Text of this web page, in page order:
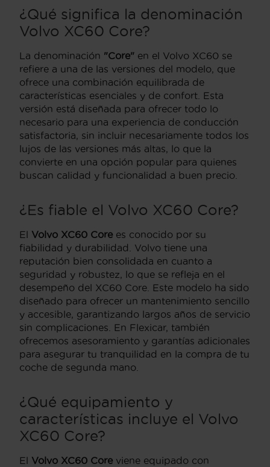
¿Qué significa la denominación
Volvo XC60 Core?
La denominación "Core" en el Volvo XC60 se
refiere a una de las versiones del modelo, que
ofrece una combinación equilibrada de
características esenciales y de confort. Esta
versión está diseñada para ofrecer todo lo
necesario para una experiencia de conducción
satisfactoria, sin incluir necesariamente todos los
lujos de las versiones más altas, lo que la
convierte en una opción popular para quienes
buscan calidad y funcionalidad a buen precio.
¿Es fiable el Volvo XC60 Core?
El Volvo XC60 Core es conocido por su
fiabilidad y durabilidad. Volvo tiene una
reputación bien consolidada en cuanto a
seguridad y robustez, lo que se refleja en el
desempeño del XC60 Core. Este modelo ha sido
diseñado para ofrecer un mantenimiento sencillo
y accesible, garantizando largos años de servicio
sin complicaciones. En Flexicar, también
ofrecemos asesoramiento y garantías adicionales
para asegurar tu tranquilidad en la compra de tu
coche de segunda mano.
¿Qué equipamiento y
características incluye el Volvo
XC60 Core?
El Volvo XC60 Core viene equipado con